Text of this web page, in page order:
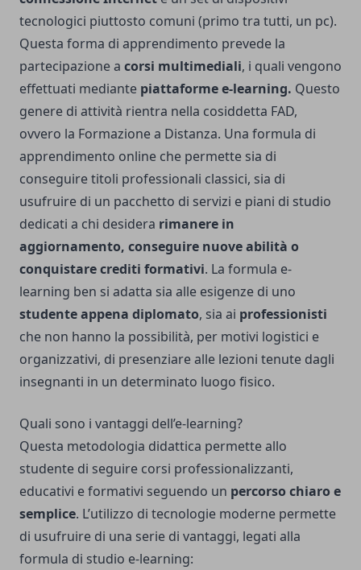
tecnologici piuttosto comuni (primo tra tutti, un pc).
Questa forma di apprendimento prevede la
partecipazione a corsi multimediali, i quali vengono
effettuati mediante piattaforme e-learning. Questo
genere di attività rientra nella cosiddetta FAD,
ovvero la Formazione a Distanza. Una formula di
apprendimento online che permette sia di
conseguire titoli professionali classici, sia di
usufruire di un pacchetto di servizi e piani di studio
dedicati a chi desidera rimanere in
aggiornamento, conseguire nuove abilità o
conquistare crediti formativi. La formula e-
learning ben si adatta sia alle esigenze di uno
studente appena diplomato, sia ai professionisti
che non hanno la possibilità, per motivi logistici e
organizzativi, di presenziare alle lezioni tenute dagli
insegnanti in un determinato luogo fisico.
Quali sono i vantaggi dell’e-learning?
Questa metodologia didattica permette allo
studente di seguire corsi professionalizzanti,
educativi e formativi seguendo un percorso chiaro e
semplice. L’utilizzo di tecnologie moderne permette
di usufruire di una serie di vantaggi, legati alla
formula di studio e-learning: